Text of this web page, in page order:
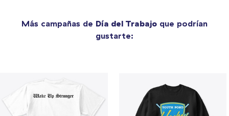
Más campañas de Día del Trabajo que podrían
gustarte: